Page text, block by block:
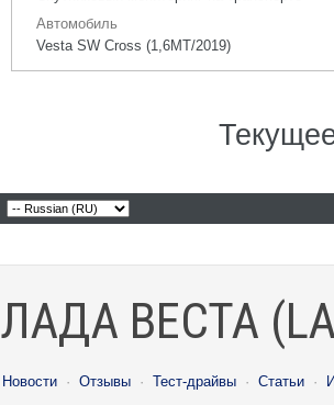
Автомобиль
Vesta SW Cross (1,6МТ/2019)
ЛАДА ВЕСТА
Новости · Отзывы · Тест-драйвы · Статьи ·